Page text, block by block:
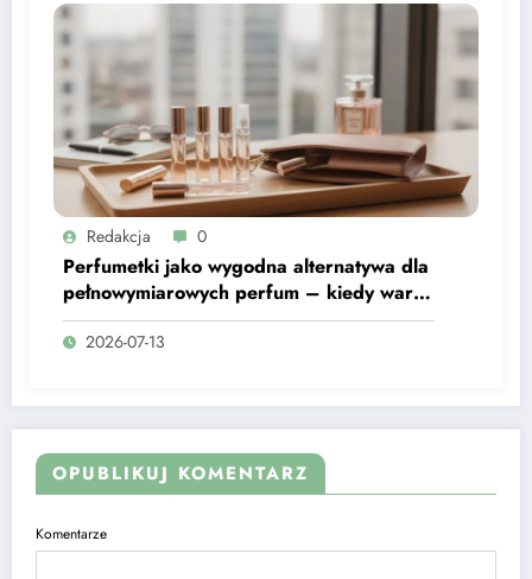
Redakcja 0
Perfumetki jako wygodna alternatywa dla
pełnowymiarowych perfum – kiedy warto
mieć je pod ręką?
2026-07-13
OPUBLIKUJ KOMENTARZ
Komentarze